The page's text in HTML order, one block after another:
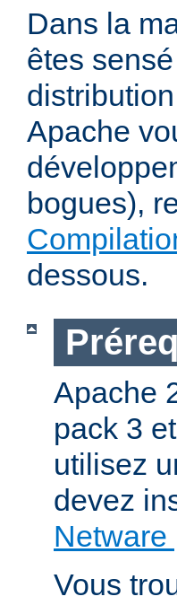
Dans la
êtes
Apache
bogues),
dessous.
Apache
pack 3
utilisez
devez
Netware
Vous